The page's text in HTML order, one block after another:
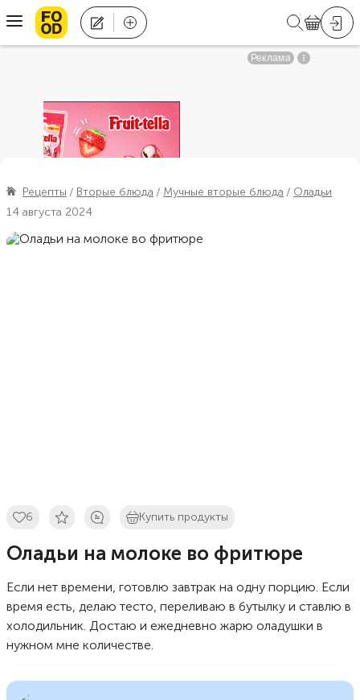
Рецепты Вторые блюда Мучные вторые блюда
Оладьи
14 августа 2024
6 Купить продукты
Оладьи на молоке во фритюре
Если нет времени, готовлю завтрак на одну порцию. Если
время есть, делаю тесто, переливаю в бутылку и ставлю в
холодильник. Достаю и ежедневно жарю оладушки в
нужном мне количестве.